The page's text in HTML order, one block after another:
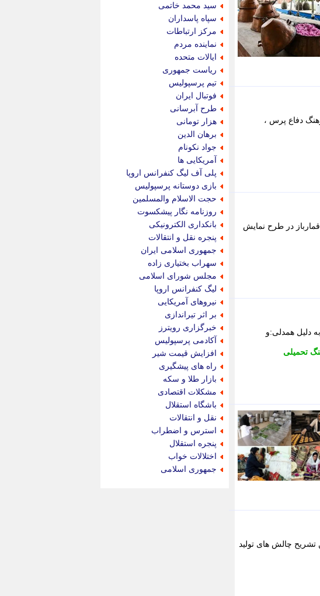
دفاع پرس ،
در طرح نمایش
دلیل همدلی:و
تحمیلی
تشریح چالش های تولید
سید محمد خاتمی
سپاه پاسداران
مرکز ارتباطات
نماینده مردم
ایالات متحده
ریاست جمهوری
تیم پرسپولیس
فوتبال ایران
طرح آبرسانی
هزار تومانی
برهان الدین
جواد نکونام
آمریکایی ها
پلی آف لیگ کنفرانس اروپا
بازی دوستانه پرسپولیس
حجت الاسلام والمسلمین
روزنامه نگار پیشکسوت
بانکداری الکترونیکی
پنجره نقل و انتقالات
جمهوری اسلامی ایران
سهراب بختیاری زاده
مجلس شورای اسلامی
لیگ کنفرانس اروپا
نیروهای آمریکایی
بر اثر تیراندازی
خبرگزاری رویترز
آکادمی پرسپولیس
افزایش قیمت شیر
راه های پیشگیری
بازار طلا و سکه
مشکلات اقتصادی
باشگاه استقلال
نقل و انتقالات
استرس و اضطراب
پنجره استقلال
اختلالات خواب
جمهوری اسلامی